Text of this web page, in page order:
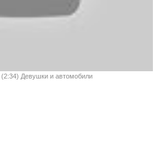
(2:34) Девушки и автомобили